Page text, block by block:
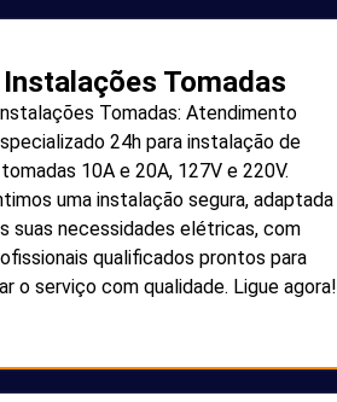
Instalações Tomadas
Tomadas: Atendimento
24h para instalação de
tomadas 10A e 20A, 127V e 220V.
uma instalação segura, adaptada
suas necessidades elétricas, com
qualificados prontos para
o serviço com qualidade. Ligue agora!